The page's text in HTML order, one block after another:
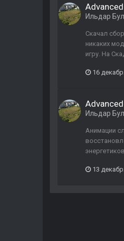
Ильдар
Скачал
никаких
игру. На
16
Ильдар
Анимации
13